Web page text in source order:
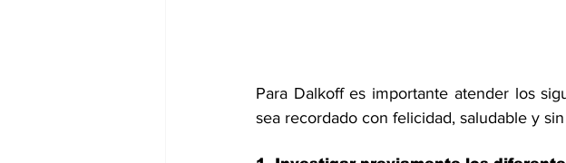
Para Dalkoff es importante atender los
sea recordado con felicidad, saludable y